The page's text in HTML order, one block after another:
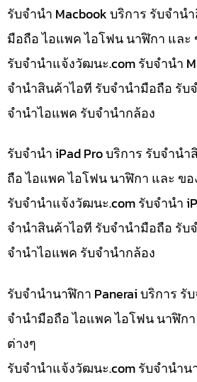
รับจำนำ Macbook บริการ รับจำน
มือถือ ไอแพค ไอโฟน นาฬิกา และ
รับจํานําแจ้งวัฒนะ.com รับจำนำ
จำนำสินค้าไอที รับจำนำมือถือ รับ
จำนำไอแพค รับจำนำกล้อง
รับจำนำ iPad Pro บริการ รับจำน
ถือ ไอแพค ไอโฟน นาฬิกา และ ข
รับจํานําแจ้งวัฒนะ.com รับจำนำ
จำนำสินค้าไอที รับจำนำมือถือ รับ
จำนำไอแพค รับจำนำกล้อง
รับจำนำนาฬิกา Panerai บริการ รั
จำนำมือถือ ไอแพค ไอโฟน นาฬิก
ต่างๆ
รับจํานําแจ้งวัฒนะ.com รับจำนำน